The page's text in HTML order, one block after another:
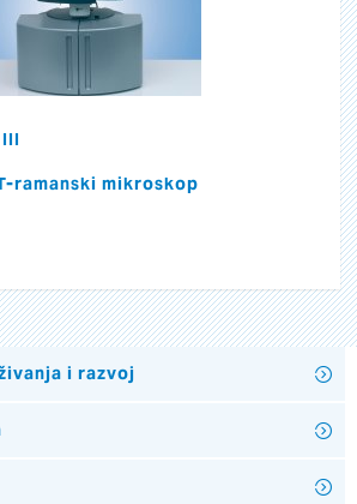
ramanski mikroskop
i razvoj